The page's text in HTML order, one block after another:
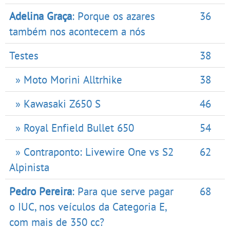
Adelina Graça: Porque os azares
também nos acontecem a nós
36
Testes
38
» Moto Morini Alltrhike
38
» Kawasaki Z650 S
46
» Royal Enfield Bullet 650
54
» Contraponto: Livewire One vs S2
Alpinista
62
Pedro Pereira: Para que serve pagar
o IUC, nos veículos da Categoria E,
com mais de 350 cc?
68